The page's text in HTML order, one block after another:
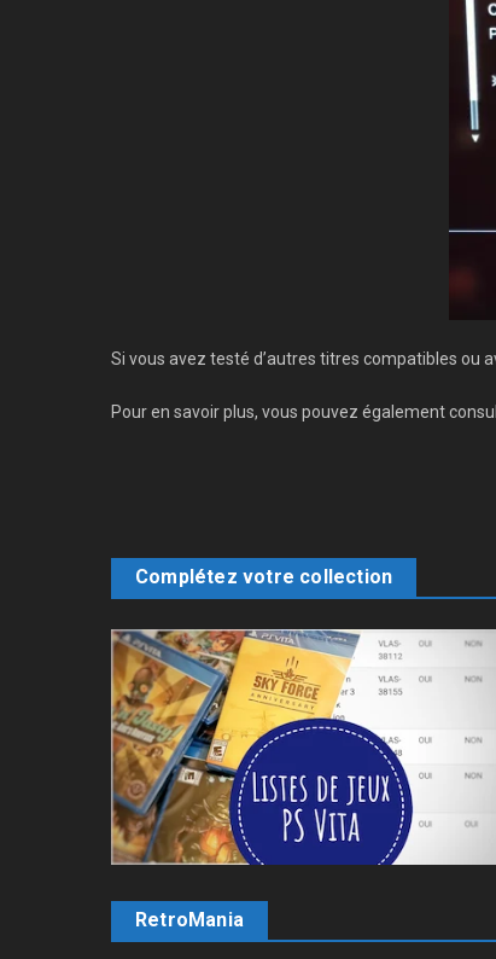
Si vous avez testé d’autres titres compatibles ou
Pour en savoir plus, vous pouvez également
Complétez votre collection
RetroMania